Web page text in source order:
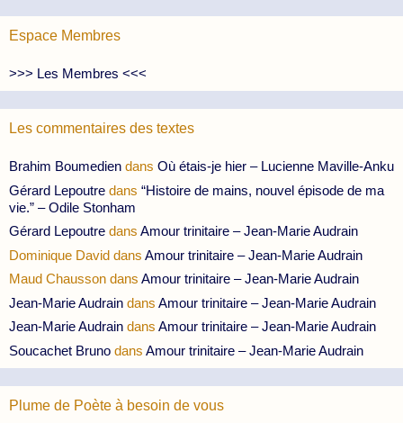
Espace Membres
>>> Les Membres <<<
Les commentaires des textes
Brahim Boumedien dans Où étais-je hier – Lucienne Maville-Anku
Gérard Lepoutre dans “Histoire de mains, nouvel épisode de ma
vie.” – Odile Stonham
Gérard Lepoutre dans Amour trinitaire – Jean-Marie Audrain
Dominique David dans Amour trinitaire – Jean-Marie Audrain
Maud Chausson dans Amour trinitaire – Jean-Marie Audrain
Jean-Marie Audrain dans Amour trinitaire – Jean-Marie Audrain
Jean-Marie Audrain dans Amour trinitaire – Jean-Marie Audrain
Soucachet Bruno dans Amour trinitaire – Jean-Marie Audrain
Plume de Poète à besoin de vous